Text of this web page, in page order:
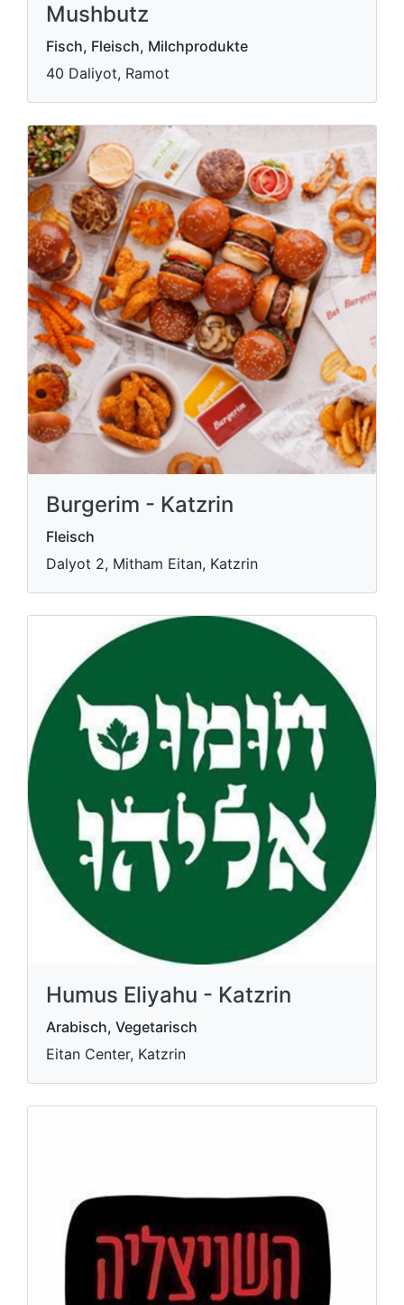
Mushbutz
Fisch, Fleisch, Milchprodukte
40 Daliyot, Ramot
Burgerim - Katzrin
Fleisch
Dalyot 2, Mitham Eitan, Katzrin
Humus Eliyahu - Katzrin
Arabisch, Vegetarisch
Eitan Center, Katzrin